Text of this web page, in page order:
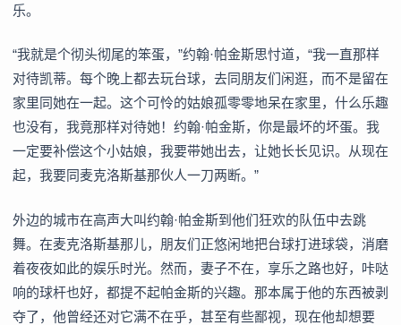
乐。
“我就是个彻头彻尾的笨蛋，”约翰·帕金斯思忖道，“我一直那样
对待凯蒂。每个晚上都去玩台球，去同朋友们闲逛，而不是留在
家里同她在一起。这个可怜的姑娘孤零零地呆在家里，什么乐趣
也没有，我竟那样对待她！约翰·帕金斯，你是最坏的坏蛋。我
一定要补偿这个小姑娘，我要带她出去，让她长长见识。从现在
起，我要同麦克洛斯基那伙人一刀两断。”
外边的城市在高声大叫约翰·帕金斯到他们狂欢的队伍中去跳
舞。在麦克洛斯基那儿，朋友们正悠闲地把台球打进球袋，消磨
着夜夜如此的娱乐时光。然而，妻子不在，享乐之路也好，咔哒
响的球杆也好，都提不起帕金斯的兴趣。那本属于他的东西被剥
夺了，他曾经还对它满不在乎，甚至有些鄙视，现在他却想要